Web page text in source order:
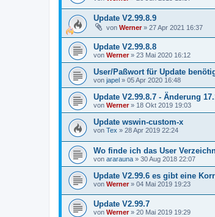
Update V2.99.8.9
von Werner» 27 Apr 2021 16:37
Update V2.99.8.8
von Werner» 23 Mai 2020 16:12
User/Paßwort für Update
von japel » 05 Apr 2020 16:48
Update V2.99.8.7 - Änderung
von Werner» 18 Okt 2019 19:03
Update wswin-custom-x
von Tex » 28 Apr 2019 22:24
Wo finde ich das User
von ararauna » 30 Aug 2018 22:07
Update V2.99.6 es gibt eine
von Werner» 04 Mai 2019 19:23
Update V2.99.7
von Werner» 20 Mai 2019 19:29